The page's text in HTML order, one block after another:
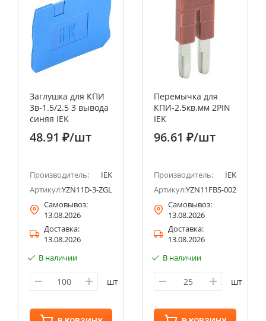
Заглушка для КПИ
3в-1.5/2.5 3 вывода
синяя IEK
48.91 ₽/шт
Производитель:
IEK
Артикул:YZN11D-3-ZGL-002-K07
Самовывоз:
13.08.2026
Доставка:
13.08.2026
В наличии
шт
Перемычка для
КПИ-2.5кв.мм 2PIN
IEK
96.61 ₽/шт
Производитель:
IEK
Артикул:YZN11FBS-002-2P
Самовывоз:
13.08.2026
Доставка:
13.08.2026
В наличии
шт